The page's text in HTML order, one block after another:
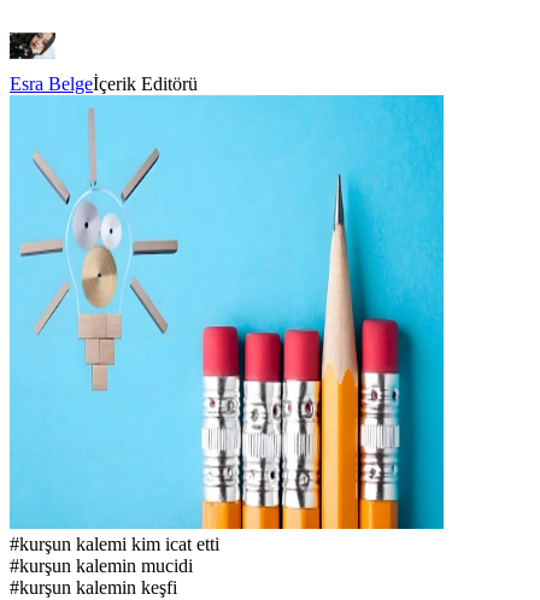
Esra Belgeİçerik Editörü
#kurşun kalemi kim icat etti
#kurşun kalemin mucidi
#kurşun kalemin keşfi